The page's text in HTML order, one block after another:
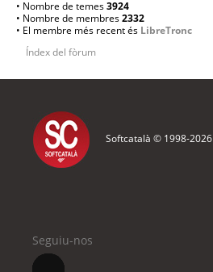
• Nombre de temes3924
• Nombre de membres2332
• El membre més recent és LibreTronc
Índex del fòrum
Softcatalà © 1998-2026
Seguiu-nos